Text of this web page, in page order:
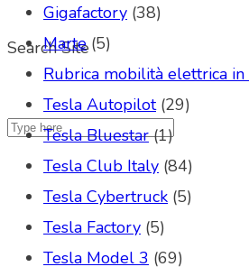
Search Site
Gigafactory (38)
Marte(5)
Rubrica mobilità elettrica
Tesla Autopilot(29)
Tesla Bluestar(1)
Tesla Club Italy (84)
Tesla Cybertruck (5)
Tesla Factory (5)
Tesla Model 3 (69)